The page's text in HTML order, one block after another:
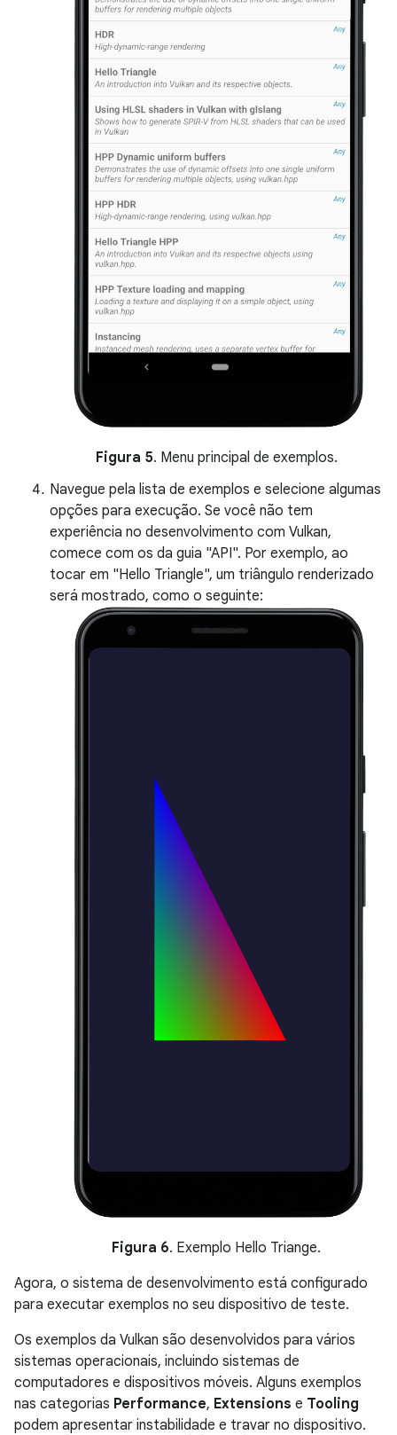
Figura 5. Menu principal de exemplos.
Navegue pela lista de exemplos e selecione algumas
opções para execução. Se você não tem
experiência no desenvolvimento com Vulkan,
comece com os da guia "API". Por exemplo, ao
tocar em "Hello Triangle", um triângulo renderizado
será mostrado, como o seguinte:
Figura 6. Exemplo Hello Triange.
Agora, o sistema de desenvolvimento está configurado
para executar exemplos no seu dispositivo de teste.
Os exemplos da Vulkan são desenvolvidos para vários
sistemas operacionais, incluindo sistemas de
computadores e dispositivos móveis. Alguns exemplos
nas categorias Performance, Extensions e Tooling
podem apresentar instabilidade e travar no dispositivo.